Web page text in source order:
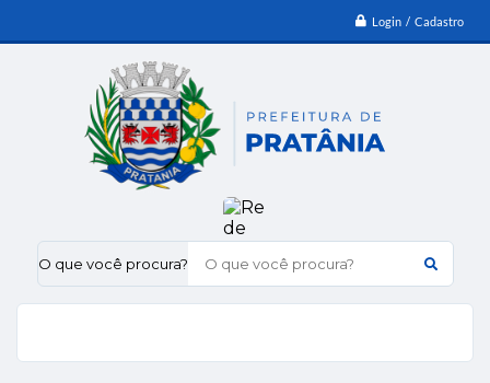
Login / Cadastro
O que você procura?